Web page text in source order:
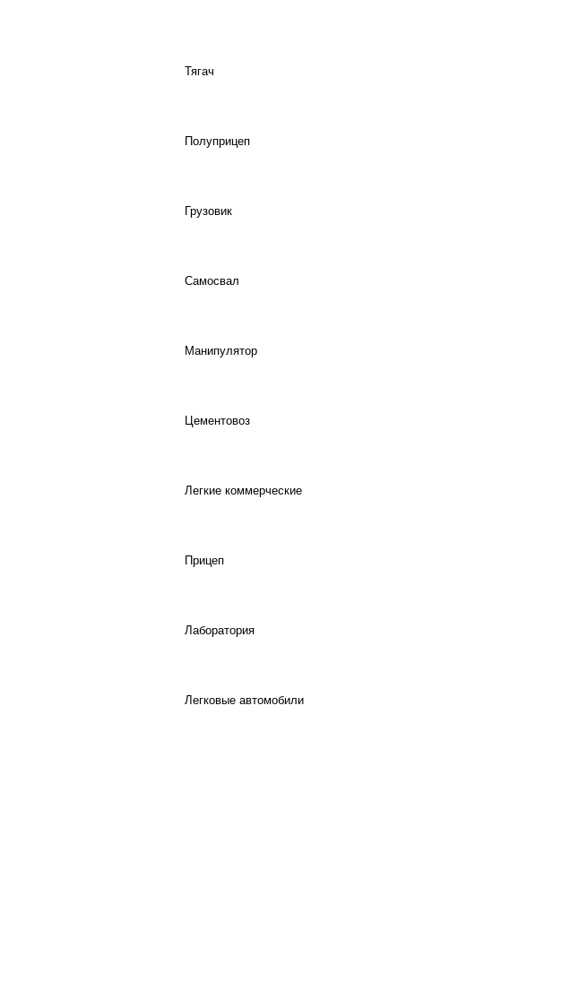
Тягач
Полуприцеп
Грузовик
Самосвал
Манипулятор
Цементовоз
Легкие коммерческие
Прицеп
Лаборатория
Легковые автомобили